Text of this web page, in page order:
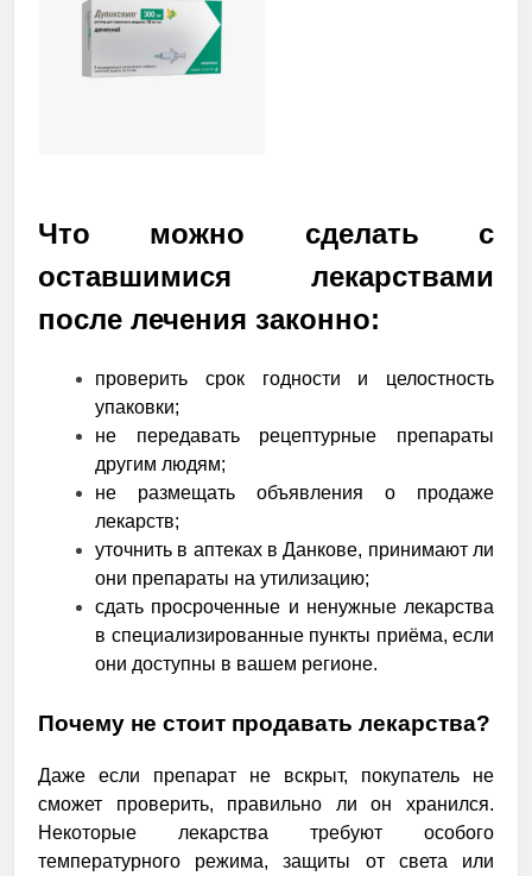
Что можно сделать с
оставшимися лекарствами
после лечения законно:
проверить срок годности и целостность
упаковки;
не передавать рецептурные препараты
другим людям;
не размещать объявления о продаже
лекарств;
уточнить в аптеках в Данкове, принимают ли
они препараты на утилизацию;
сдать просроченные и ненужные лекарства
в специализированные пункты приёма, если
они доступны в вашем регионе.
Почему не стоит продавать лекарства?
Даже если препарат не вскрыт, покупатель не
сможет проверить, правильно ли он хранился.
Некоторые лекарства требуют особого
температурного режима, защиты от света или